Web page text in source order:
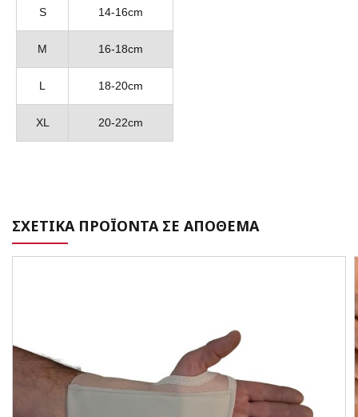
S 14-16cm
M 16-18cm
L 18-20cm
XL 20-22cm
ΣΧΕΤΙΚΑ ΠΡΟΪΟΝΤΑ ΣΕ ΑΠΟΘΕΜΑ